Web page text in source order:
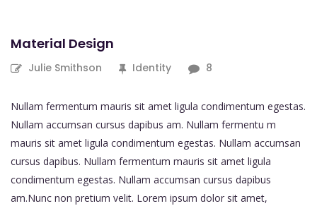
Material Design
Julie Smithson Identity 8
Nullam fermentum mauris sit amet ligula condimentum egestas.
Nullam accumsan cursus dapibus am. Nullam fermentu m
mauris sit amet ligula condimentum egestas. Nullam accumsan
cursus dapibus. Nullam fermentum mauris sit amet ligula
condimentum egestas. Nullam accumsan cursus dapibus
am.Nunc non pretium velit. Lorem ipsum dolor sit amet,